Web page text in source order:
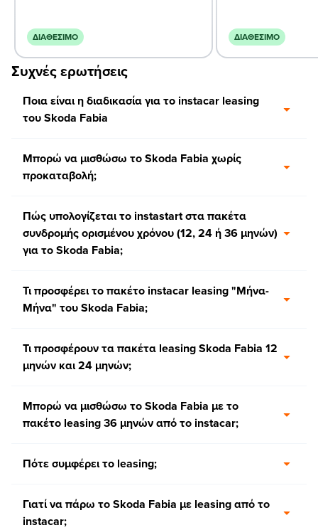
ΔΙΑΘΈΣΙΜΟ ΔΙΑΘΈΣΙΜΟ
Συχνές ερωτήσεις
Ποια είναι η διαδικασία για το instacar leasing
του Skoda Fabia
Μπορώ να μισθώσω το Skoda Fabia χωρίς
προκαταβολή;
Πώς υπολογίζεται το instastart στα πακέτα
συνδρομής ορισμένου χρόνου (12, 24 ή 36 μηνών)
για το Skoda Fabia;
Τι προσφέρει το πακέτο instacar leasing "Μήνα-
Μήνα" του Skoda Fabia;
Τι προσφέρουν τα πακέτα leasing Skoda Fabia 12
μηνών και 24 μηνών;
Μπορώ να μισθώσω το Skoda Fabia με το
πακέτο leasing 36 μηνών από το instacar;
Πότε συμφέρει το leasing;
Γιατί να πάρω το Skoda Fabia με leasing από το
instacar;